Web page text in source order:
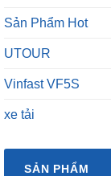
Sản Phẩm Hot
UTOUR
Vinfast VF5S
xe tải
SẢN PHẨM